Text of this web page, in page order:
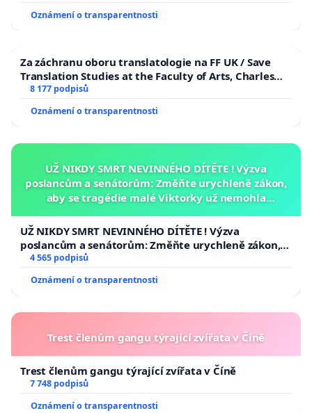
Oznámení o transparentnosti
Za záchranu oboru translatologie na FF UK / Save
Translation Studies at the Faculty of Arts, Charles
University
8 177 podpisů
Oznámení o transparentnosti
UŽ NIKDY SMRT NEVINNÉHO DÍTĚTE ! Výzva
poslancům a senátorům: Změňte urychleně zákon,
aby se tragédie malé Viktorky už nemohla
UŽ NIKDY SMRT NEVINNÉHO DÍTĚTE ! Výzva
poslancům a senátorům: Změňte urychleně zákon,
aby se tragédie malé Viktorky už nemohla opakovat!
4 565 podpisů
Oznámení o transparentnosti
Trest členům gangu týrající zvířata v Číně
Trest členům gangu týrající zvířata v Číně
7 748 podpisů
Oznámení o transparentnosti